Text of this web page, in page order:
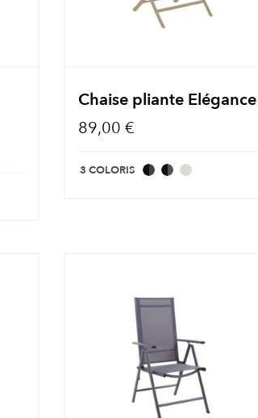
Chaise pliante Elégance
89,00 €
3 COLORIS